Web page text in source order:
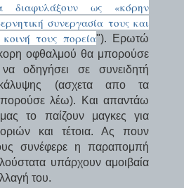
διαφυλάξουν ως «κόρην
συνεργασία τους και
τους πορεία"). Ερωτώ
οφθαλμού θα μπορούσε
οδηγήσει σε συνειδητή
(ασχετα απο τα
λέω). Και απαντάω
το παίζουν μαγκες για
και τέτοια. Ας πουν
συνέφερε η παραπομπή
υπάρχουν αμοιβαία
του.